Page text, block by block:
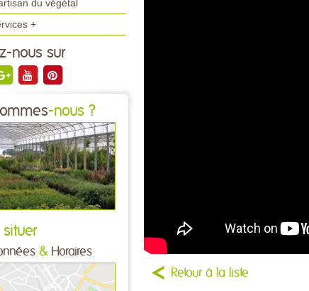
du végétal
+
nous sur
-nous ?
situer
& Horaires
Retour à la liste